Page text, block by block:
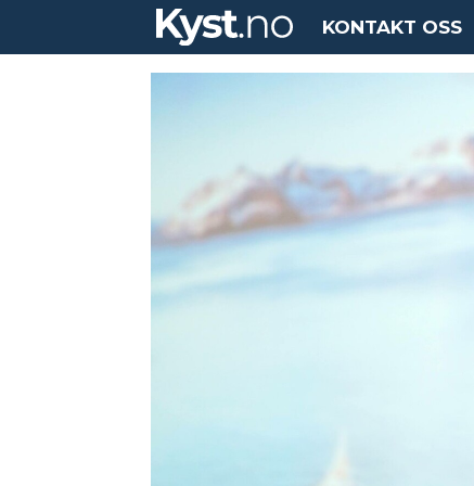
KONTAKT OSS